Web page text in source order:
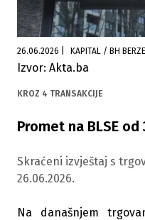
26.06.2026 KAPITAL / BH BERZE
Izvor: Akta.ba
KROZ 4 TRANSAKCIJE
Promet na BLSE od
Skraćeni izvještaj s
26.06.2026.
Na današnjem